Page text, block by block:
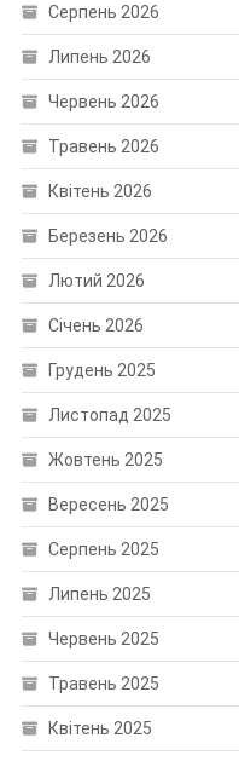
Серпень 2026
Липень 2026
Червень 2026
Травень 2026
Квітень 2026
Березень 2026
Лютий 2026
Січень 2026
Грудень 2025
Листопад 2025
Жовтень 2025
Вересень 2025
Серпень 2025
Липень 2025
Червень 2025
Травень 2025
Квітень 2025